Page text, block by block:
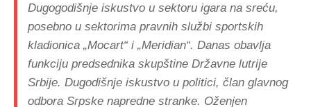
Dugogodišnje iskustvo u sektoru igara na sreću,
posebno u sektorima pravnih službi sportskih
kladionica „Mocart“ i „Meridian“. Danas obavlja
funkciju predsednika skupštine Državne lutrije
Srbije. Dugodišnje iskustvo u politici, član glavnog
odbora Srpske napredne stranke. Oženjen